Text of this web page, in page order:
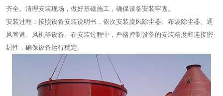
齐全。清理安装现场，做好基础施工，确保设备安装牢固。​
安装过程：按照设备安装说明书，依次安装旋风除尘器、布袋除尘器、通
风管道、风机等设备。在安装过程中，严格控制设备的安装精度和连接密
封性，确保设备运行稳定。​